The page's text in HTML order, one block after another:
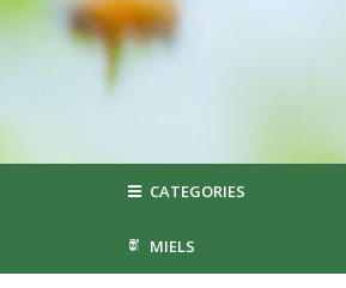
CATEGORIES
MIELS